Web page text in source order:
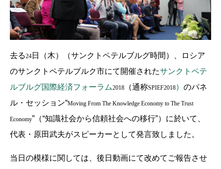
去る24 日（木）（サンクトペテルブルグ時間）、ロシア
のサンクトペテルブルク市にて開催されたサンクトペテ
ルブルグ国際経済フォーラム2018 （通称SPIEF2018） のパネ
ル・セッション“Moving From The Knowledge Economy to The Trust
Economy”（“知識社会から信頼社会への移行”）に於いて、
代表・原田武夫がスピーカーとして発言致しました。
当日の模様に関しては、後日動画にて改めてご報告させ